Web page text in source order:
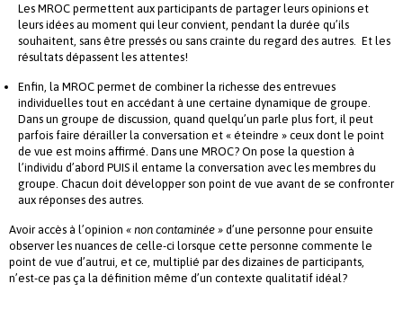
Les MROC permettent aux participants de partager leurs opinions et
leurs idées au moment qui leur convient, pendant la durée qu’ils
souhaitent, sans être pressés ou sans crainte du regard des autres. Et les
résultats dépassent les attentes!
Enfin, la MROC permet de combiner la richesse des entrevues
individuelles tout en accédant à une certaine dynamique de groupe.
Dans un groupe de discussion, quand quelqu’un parle plus fort, il peut
parfois faire dérailler la conversation et « éteindre » ceux dont le point
de vue est moins affirmé. Dans une MROC? On pose la question à
l’individu d’abord PUIS il entame la conversation avec les membres du
groupe. Chacun doit développer son point de vue avant de se confronter
aux réponses des autres.
Avoir accès à l’opinion « non contaminée » d’une personne pour ensuite
observer les nuances de celle-ci lorsque cette personne commente le
point de vue d’autrui, et ce, multiplié par des dizaines de participants,
n’est-ce pas ça la définition même d’un contexte qualitatif idéal?